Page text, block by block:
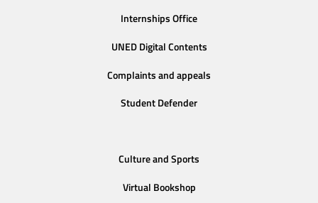
Internships Office
UNED Digital Contents
Complaints and appeals
Student Defender
Culture and Sports
Virtual Bookshop